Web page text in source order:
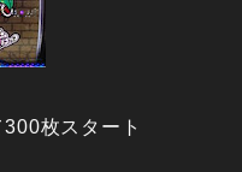
枚スタート